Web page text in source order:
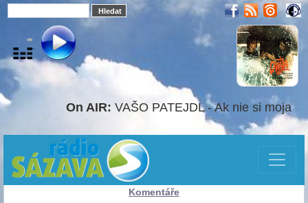
On AIR: VAŠO PATEJDL - Ak nie si moja
Komentáře